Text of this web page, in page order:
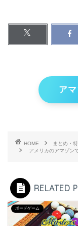
ア
HOME
まとめ・
アメリカのアマゾン
RELATED
ボードゲーム